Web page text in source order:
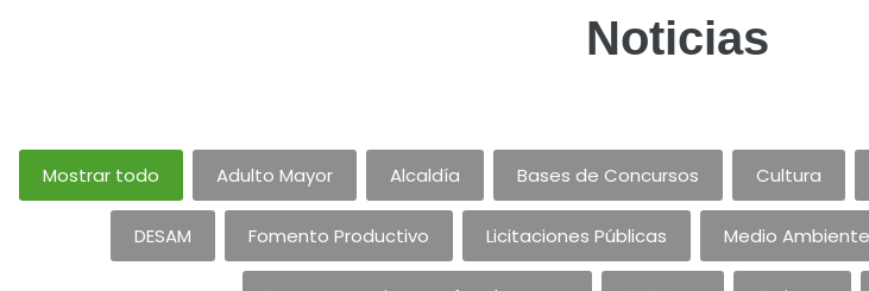
Noticias
Mostrar todo Adulto Mayor Alcaldía Bases de Concursos Cultura
DESAM Fomento Productivo Licitaciones Públicas Medio Ambiente